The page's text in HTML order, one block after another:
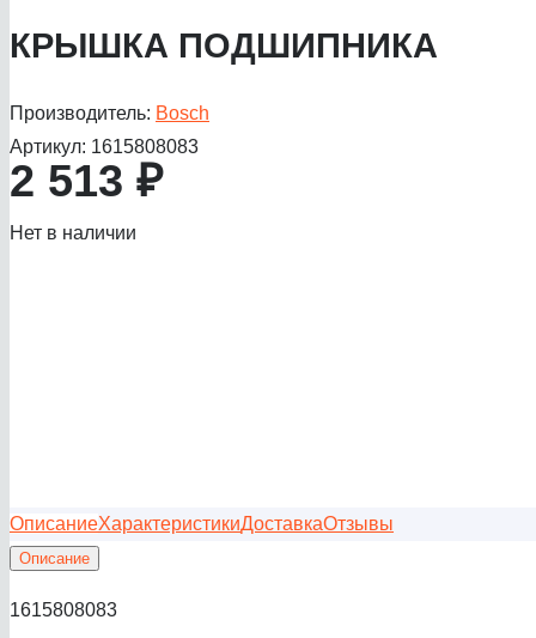
КРЫШКА ПОДШИПНИКА
Производитель: Bosch
Артикул: 1615808083
2 513 ₽
Нет в наличии
ОписаниеХарактеристикиДоставкаОтзывы
Описание
1615808083